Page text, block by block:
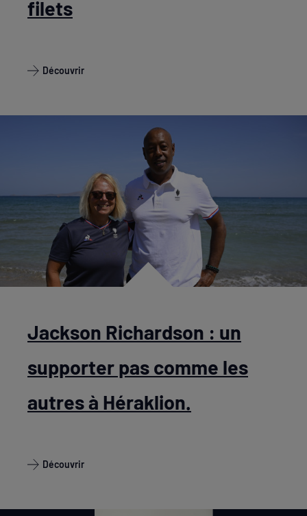
filets
Découvrir
Jackson Richardson : un
supporter pas comme les
autres à Héraklion.
Découvrir